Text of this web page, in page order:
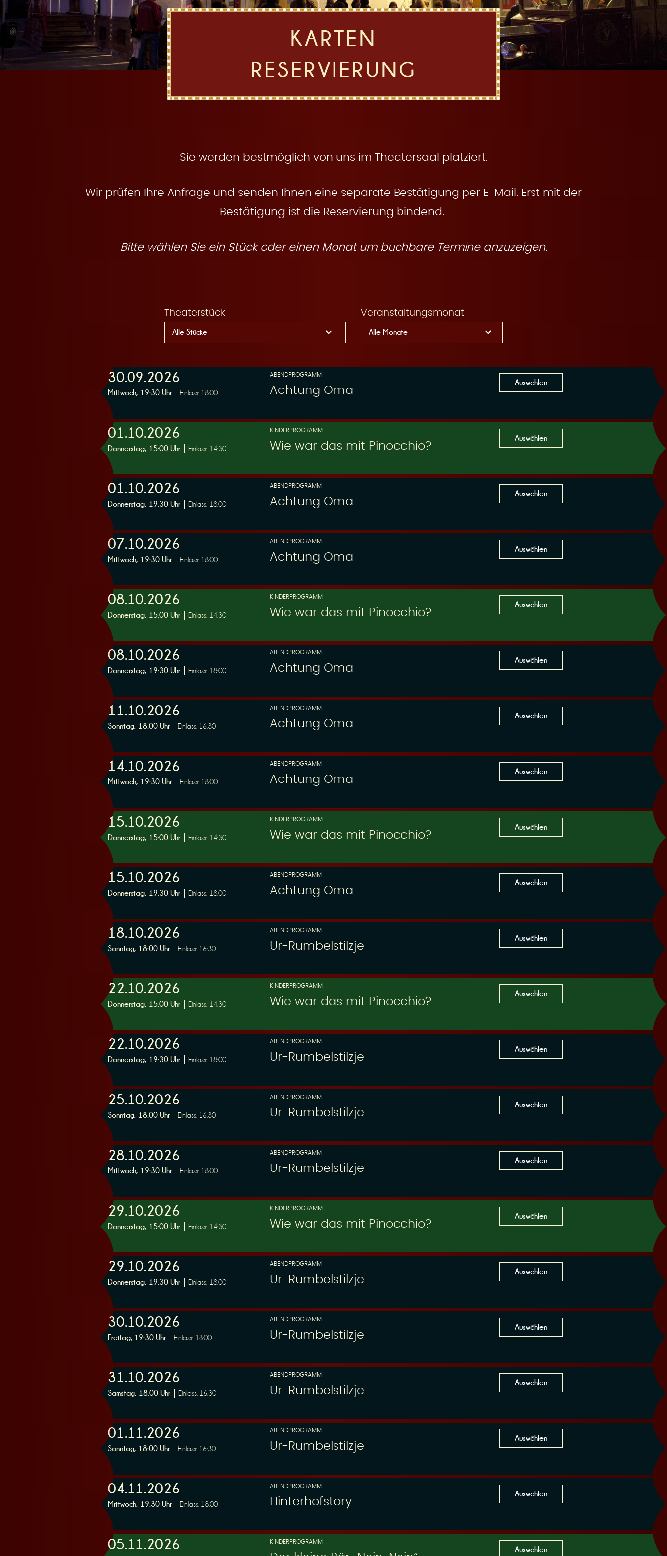
t
KARTEN
RESERVIERUNG
Sie werden bestmöglich von uns im Theatersaal platziert.
Wir prüfen Ihre Anfrage und senden Ihnen eine separate Bestätigung per E-Mail. Erst mit der
Bestätigung ist die Reservierung bindend.
Bitte wählen Sie ein Stück oder einen Monat um buchbare Termine anzuzeigen.
Theaterstück Veranstaltungsmonat
30.09.2026
Mittwoch, 19:30 Uhr Einlass: 18:00
ABENDPROGRAMM
Achtung Oma
Auswählen
01.10.2026
Donnerstag, 15:00 Uhr Einlass: 14:30
KINDERPROGRAMM
Wie war das mit Pinocchio?
Auswählen
01.10.2026
Donnerstag, 19:30 Uhr Einlass: 18:00
ABENDPROGRAMM
Achtung Oma
Auswählen
07.10.2026
Mittwoch, 19:30 Uhr Einlass: 18:00
ABENDPROGRAMM
Achtung Oma
Auswählen
08.10.2026
Donnerstag, 15:00 Uhr Einlass: 14:30
KINDERPROGRAMM
Wie war das mit Pinocchio?
Auswählen
08.10.2026
Donnerstag, 19:30 Uhr Einlass: 18:00
ABENDPROGRAMM
Achtung Oma
Auswählen
11.10.2026
Sonntag, 18:00 Uhr Einlass: 16:30
ABENDPROGRAMM
Achtung Oma
Auswählen
14.10.2026
Mittwoch, 19:30 Uhr Einlass: 18:00
ABENDPROGRAMM
Achtung Oma
Auswählen
15.10.2026
Donnerstag, 15:00 Uhr Einlass: 14:30
KINDERPROGRAMM
Wie war das mit Pinocchio?
Auswählen
15.10.2026
Donnerstag, 19:30 Uhr Einlass: 18:00
ABENDPROGRAMM
Achtung Oma
Auswählen
18.10.2026
Sonntag, 18:00 Uhr Einlass: 16:30
ABENDPROGRAMM
Ur-Rumbelstilzje
Auswählen
22.10.2026
Donnerstag, 15:00 Uhr Einlass: 14:30
KINDERPROGRAMM
Wie war das mit Pinocchio?
Auswählen
22.10.2026
Donnerstag, 19:30 Uhr Einlass: 18:00
ABENDPROGRAMM
Ur-Rumbelstilzje
Auswählen
25.10.2026
Sonntag, 18:00 Uhr Einlass: 16:30
ABENDPROGRAMM
Ur-Rumbelstilzje
Auswählen
28.10.2026
Mittwoch, 19:30 Uhr Einlass: 18:00
ABENDPROGRAMM
Ur-Rumbelstilzje
Auswählen
29.10.2026
Donnerstag, 15:00 Uhr Einlass: 14:30
KINDERPROGRAMM
Wie war das mit Pinocchio?
Auswählen
29.10.2026
Donnerstag, 19:30 Uhr Einlass: 18:00
ABENDPROGRAMM
Ur-Rumbelstilzje
Auswählen
30.10.2026
Freitag, 19:30 Uhr Einlass: 18:00
ABENDPROGRAMM
Ur-Rumbelstilzje
Auswählen
31.10.2026
Samstag, 18:00 Uhr Einlass: 16:30
ABENDPROGRAMM
Ur-Rumbelstilzje
Auswählen
01.11.2026
Sonntag, 18:00 Uhr Einlass: 16:30
ABENDPROGRAMM
Ur-Rumbelstilzje
Auswählen
04.11.2026
Mittwoch, 19:30 Uhr Einlass: 18:00
ABENDPROGRAMM
Hinterhofstory
Auswählen
05.11.2026 KINDERPROGRAMM
Auswählen